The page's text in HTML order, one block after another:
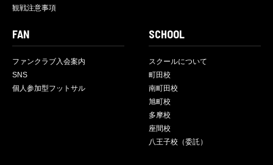
観戦注意事項
FAN
ファンクラブ入会案内
SNS
個人参加型フットサル
SCHOOL
スクールについて
町田校
南町田校
旭町校
多摩校
座間校
八王子校（委託）